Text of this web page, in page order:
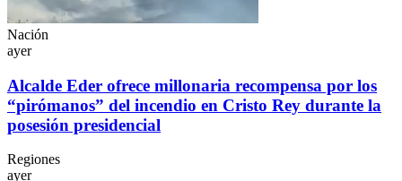
Nación
ayer
Alcalde Eder ofrece millonaria recompensa por los
“pirómanos” del incendio en Cristo Rey durante la
posesión presidencial
Regiones
ayer